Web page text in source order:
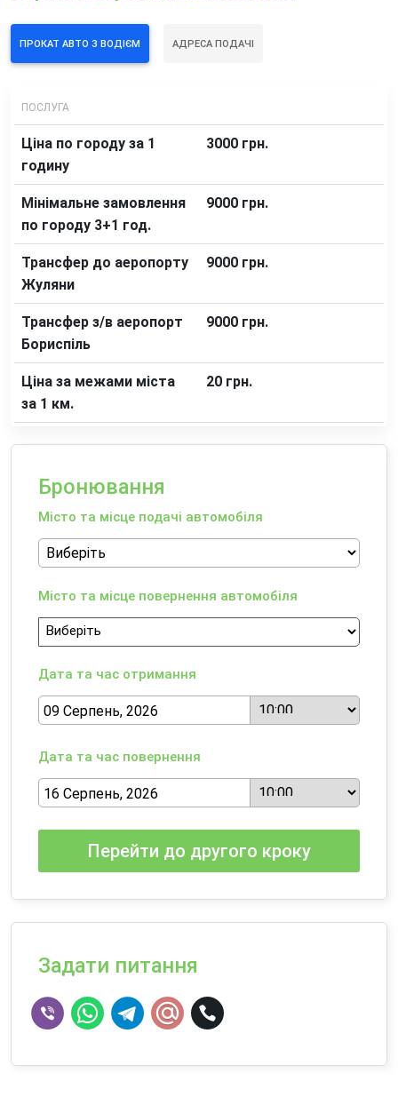
Оренда машини на тиждень
Погодинна оренда автомобіля
ПРОКАТ АВТО З ВОДІЄМ АДРЕСА ПОДАЧІ
ПОСЛУГА
Ціна по городу за 1
годину
3000 грн.
Мінімальне замовлення
по городу 3+1 год.
9000 грн.
Трансфер до аеропорту
Жуляни
9000 грн.
Трансфер з/в аеропорт
Бориспіль
9000 грн.
Ціна за межами міста
за 1 км.
20 грн.
Бронювання
Місто та місце подачі автомобіля
Місто та місце повернення автомобіля
Дата та час отримання
Дата та час повернення
Перейти до другого кроку
Задати питання